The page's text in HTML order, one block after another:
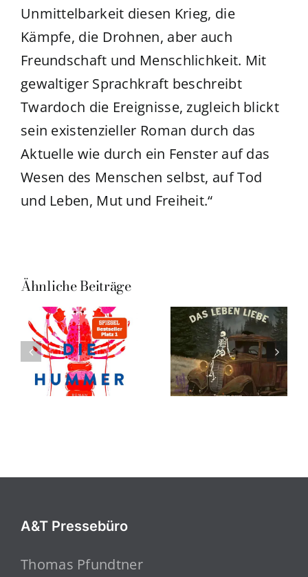
Unmittelbarkeit diesen Krieg, die
Kämpfe, die Drohnen, aber auch
Freundschaft und Menschlichkeit. Mit
gewaltiger Sprachkraft beschreibt
Twardoch die Ereignisse, zugleich blickt
sein existenzieller Roman durch das
Aktuelle wie durch ein Fenster auf das
Wesen des Menschen selbst, auf Tod
und Leben, Mut und Freiheit.“
Ähnliche Beiträge
A&T Pressebüro
Thomas Pfundtner